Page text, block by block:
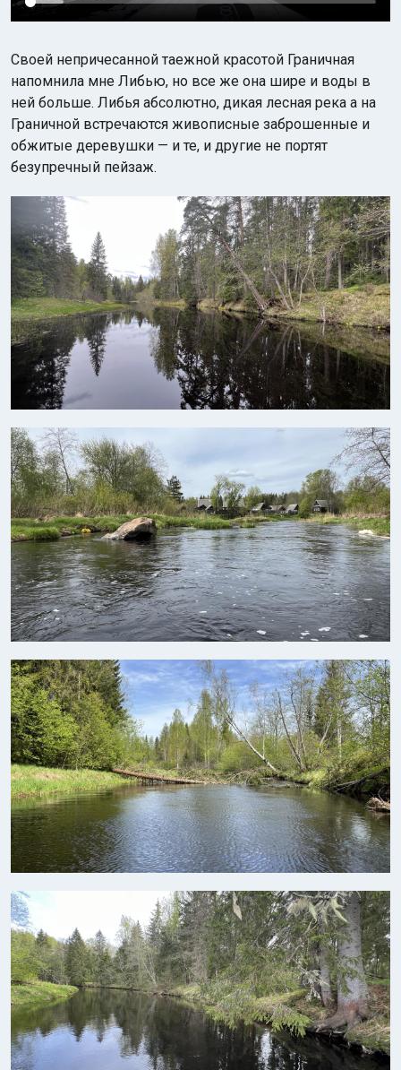
Своей непричесанной таежной красотой Граничная
напомнила мне Либью, но все же она шире и воды в
ней больше. Либья абсолютно, дикая лесная река а на
Граничной встречаются живописные заброшенные и
обжитые деревушки — и те, и другие не портят
безупречный пейзаж.